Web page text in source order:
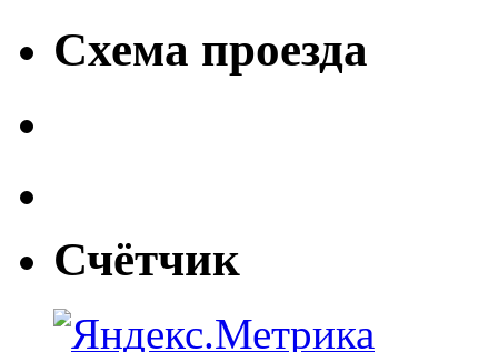
Схема проезда
Счётчик